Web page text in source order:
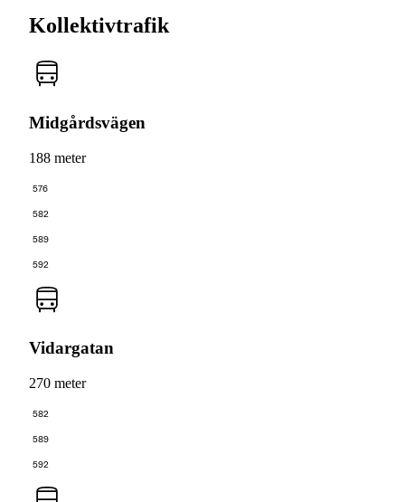
Kollektivtrafik
Midgårdsvägen
188 meter
576
582
589
592
Vidargatan
270 meter
582
589
592